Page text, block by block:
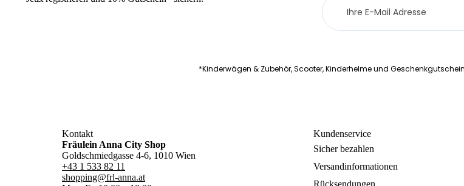
Anmeldung
*Kinderwägen & Zubehör, Scooter, Kinderhelme und
Kontakt
Fräulein Anna City Shop
Goldschmiedgasse 4-6, 1010 Wien
+43 1 533 82 11
shopping@frl-anna.at
Kundenservice
Sicher bezahlen
Versandinformationen
Rücksendungen